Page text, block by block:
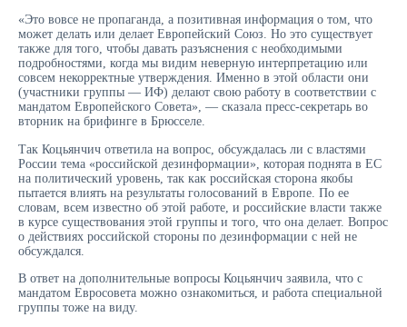
«Это вовсе не пропаганда, а позитивная информация о том, что
может делать или делает Европейский Союз. Но это существует
также для того, чтобы давать разъяснения с необходимыми
подробностями, когда мы видим неверную интерпретацию или
совсем некорректные утверждения. Именно в этой области они
(участники группы — ИФ) делают свою работу в соответствии с
мандатом Европейского Совета», — сказала пресс-секретарь во
вторник на брифинге в Брюсселе.
Так Коцьянчич ответила на вопрос, обсуждалась ли с властями
России тема «российской дезинформации», которая поднята в ЕС
на политический уровень, так как российская сторона якобы
пытается влиять на результаты голосований в Европе. По ее
словам, всем известно об этой работе, и российские власти также
в курсе существования этой группы и того, что она делает. Вопрос
о действиях российской стороны по дезинформации с ней не
обсуждался.
В ответ на дополнительные вопросы Коцьянчич заявила, что с
мандатом Евросовета можно ознакомиться, и работа специальной
группы тоже на виду.